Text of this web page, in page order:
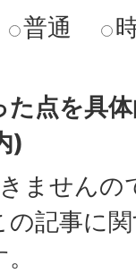
普通
た点を具
)
ませんの
の記事に